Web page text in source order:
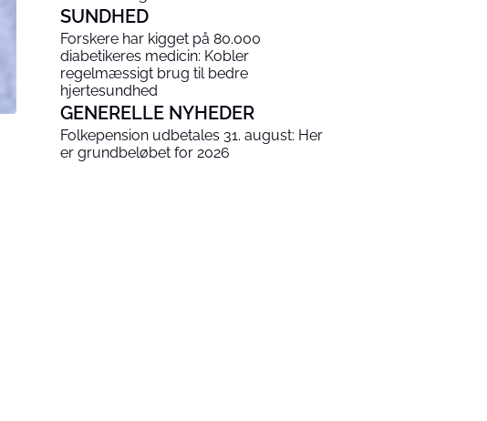
SUNDHED
Forskere har kigget på 80.000
diabetikeres medicin: Kobler
regelmæssigt brug til bedre
hjertesundhed
GENERELLE NYHEDER
Folkepension udbetales 31. august: Her
er grundbeløbet for 2026